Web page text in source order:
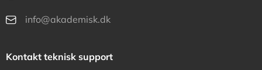
info@akademisk.dk
Kontakt teknisk support